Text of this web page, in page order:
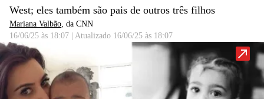
West; eles também são pais de outros três filhos
Mariana Valbão, da CNN
16/06/25 às 18:07
Atualizado 16/06/25 às 18:07